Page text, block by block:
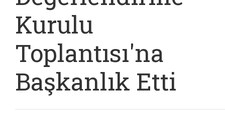
Kurulu
Toplantısı'na
Başkanlık Etti